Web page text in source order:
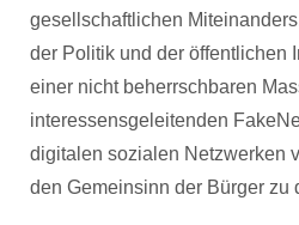
gesellschaftlichen
der Politik und der öffentlichen
einer nicht beherrschbaren
interessensgeleitenden
digitalen sozialen Netzwerken
den Gemeinsinn der Bürger zu